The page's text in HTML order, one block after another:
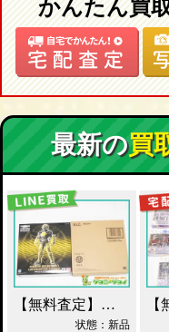
かんたん買
最新の買
【無料査定】昭和レトロ玩具歓迎 ｜ S.I.C. 仮面ライダーオーズ ラトラーターコンボ買取
状態：新品